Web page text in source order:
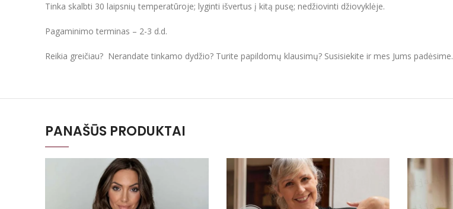
Tinka skalbti 30 laipsnių temperatūroje; lyginti išvertus į kitą pusę; nedžiovinti džiovyklėje.
Pagaminimo terminas – 2-3 d.d.
Reikia greičiau? Nerandate tinkamo dydžio? Turite papildomų klausimų? Susisiekite ir mes Jums padėsime.
PANAŠŪS PRODUKTAI